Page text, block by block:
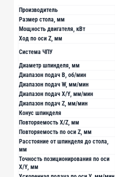
Производитель
Размер стола, мм
Мощность двигателя, кВт
Ход по оси Z, мм
Система ЧПУ
Диаметр шпинделя, мм
Диапазон подач B, об/мин
Диапазон подач W, мм/мин
Диапазон подач X/Y, мм/мин
Диапазон подач Z, мм/мин
Конус шпинделя
Повторяемость X/Z, мм
Повторяемость по оси Z, мм
Расстояние от шпинделя до стола,
мм
Точность позиционирования по оси
X/Y, мм